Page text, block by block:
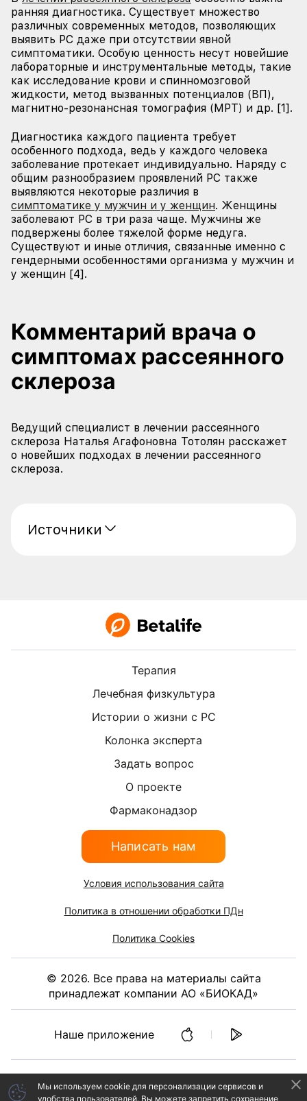
ранняя диагностика. Существует множество
различных современных методов, позволяющих
выявить РС даже при отсутствии явной
симптоматики. Особую ценность несут новейшие
лабораторные и инструментальные методы, такие
как исследование крови и спинномозговой
жидкости, метод вызванных потенциалов (ВП),
магнитно-резонансная томография (МРТ) и др. [1].
Диагностика каждого пациента требует
особенного подхода, ведь у каждого человека
заболевание протекает индивидуально. Наряду с
общим разнообразием проявлений РС также
выявляются некоторые различия в
симптоматике у мужчин и у женщин. Женщины
заболевают РС в три раза чаще. Мужчины же
подвержены более тяжелой форме недуга.
Существуют и иные отличия, связанные именно с
гендерными особенностями организма у мужчин и
у женщин [4].
Комментарий врача о
симптомах рассеянного
склероза
Ведущий специалист в лечении рассеянного
склероза Наталья Агафоновна Тотолян расскажет
о новейших подходах в лечении рассеянного
склероза.
Источники
Терапия
Лечебная физкультура
Истории о жизни с РС
Колонка эксперта
Задать вопрос
О проекте
Фармаконадзор
Написать нам
Условия использования сайта
Политика в отношении обработки ПДн
Политика Cookies
© 2026. Все права на материалы сайта
принадлежат компании АО «БИОКАД»
Наше приложение
Мы используем cookie для персонализации сервисов и
удобства пользователей. Вы можете запретить сохранение